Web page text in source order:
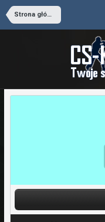
Strona główna